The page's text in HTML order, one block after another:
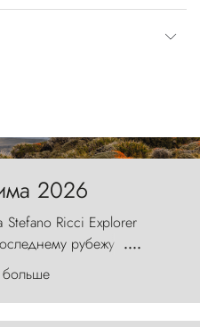
2026
Stefano Ricci Explorer
рубежу
где ветер с
ландшафт, а пики
каменные стражи,
....
больше